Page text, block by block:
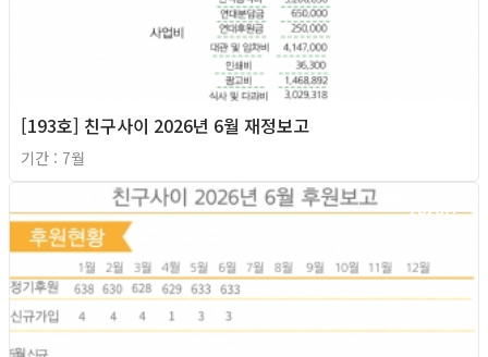
[193호] 친구사이 2026년 6월 재정보고
기간 : 7월
2026년